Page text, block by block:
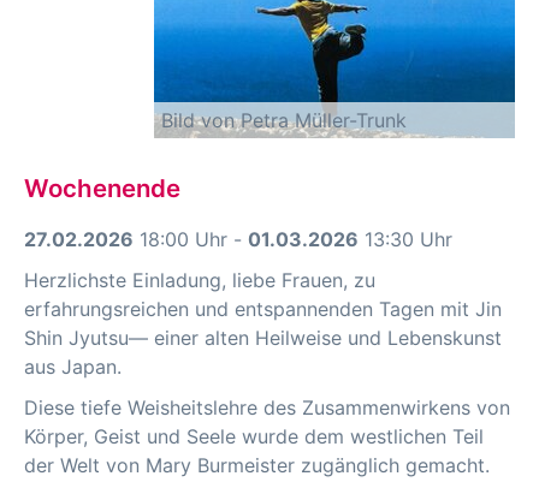
Bild von Petra Müller-Trunk
Wochenende
27.02.2026 18:00 Uhr - 01.03.2026 13:30 Uhr
Herzlichste Einladung, liebe Frauen, zu
erfahrungsreichen und entspannenden Tagen mit Jin
Shin Jyutsu— einer alten Heilweise und Lebenskunst
aus Japan.
Diese tiefe Weisheitslehre des Zusammenwirkens von
Körper, Geist und Seele wurde dem westlichen Teil
der Welt von Mary Burmeister zugänglich gemacht.